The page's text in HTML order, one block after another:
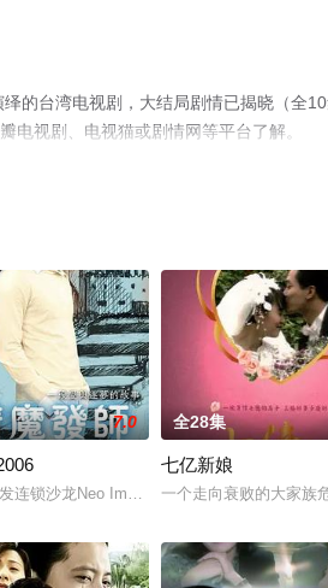
的台湾电视剧，大结局剧情已揭晓（全
电视剧、电视猫或剧情网等平台了解。
得享荣华，又因太平军大势已去，权衡利弊
爷，他和姚家大小姐姚木兰（赵雅芝 饰）
7.0
连锁沙龙Neo Image风光开幕，位于隔壁巷
全28集
七亿新娘
一个走向衰败的大家族